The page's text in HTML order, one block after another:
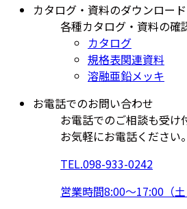
カタログ・資料のダウンロード
各種カタログ・資料の確
カタログ
規格表関連資料
溶融亜鉛メッキ
お電話でのお問い合わせ
お電話でのご相談も受け
お気軽にお電話ください。
TEL.098-933-0242
営業時間8:00～17:00（土